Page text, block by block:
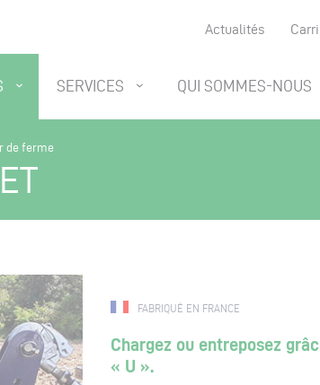
SERVICES QUI SOMMES-NOUS
Actualités
de ferme
FABRIQUÉ EN FRANCE
Chargez ou entreposez
« U ».